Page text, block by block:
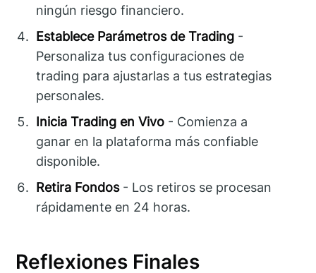
ningún riesgo financiero.
Establece Parámetros de Trading -
Personaliza tus configuraciones de
trading para ajustarlas a tus estrategias
personales.
Inicia Trading en Vivo - Comienza a
ganar en la plataforma más confiable
disponible.
Retira Fondos- Los retiros se procesan
rápidamente en 24 horas.
Reflexiones Finales